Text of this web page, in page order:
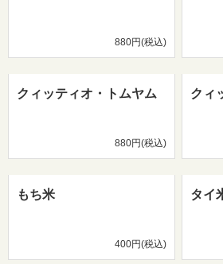
880円(税込)
クィッティオ・トムヤム
880円(税込)
クィ
もち米
400円(税込)
タイ